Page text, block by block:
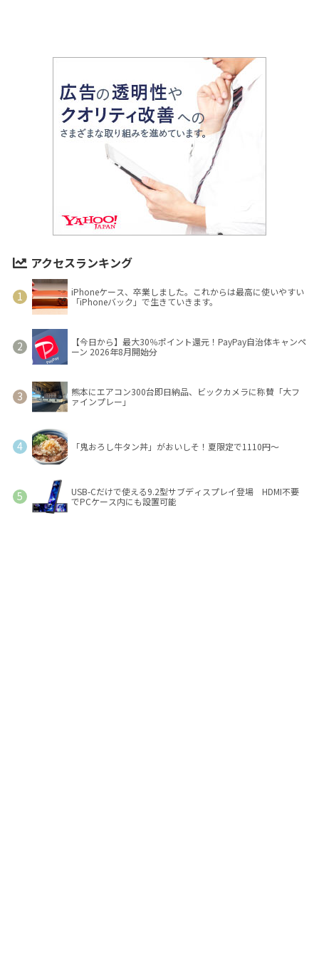
アクセスランキング
iPhoneケース、卒業しました。これからは最高に使いやすい
「iPhoneバック」で生きていきます。
【今日から】最大30％ポイント還元！PayPay自治体キャンペ
ーン 2026年8月開始分
熊本にエアコン300台即日納品、ビックカメラに称賛「大フ
ァインプレー」
「鬼おろし牛タン丼」がおいしそ！夏限定で1110円～
USB-Cだけで使える9.2型サブディスプレイ登場 HDMI不要
でPCケース内にも設置可能